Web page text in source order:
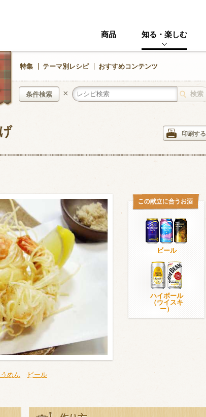
商品 知る・楽しむ
特集 テーマ別レシピ おすすめコンテンツ
条件検索 ×
イタリアン
加工食品系 くだもの
スキー） ウイスキー・ブランデー 焼酎
検索
印刷する
ビール
ハイボール
（ウイスキ
ー）
めん
ビール